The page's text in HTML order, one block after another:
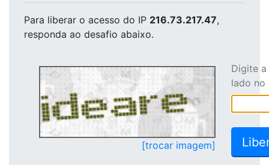
Para liberar o acesso do IP 216.73.217.47,
responda ao desafio abaixo.
[trocar imagem]
Digite
lado no